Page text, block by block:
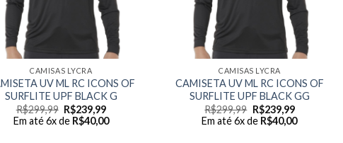
CAMISAS LYCRA
UV ML RC ICONS OF
SURFLITE UPF BLACK G
R$299,99 Original
price
was:
R$239,99Current
price
is:
Em até 6x de R$40,00
CAMISAS LYCRA
CAMISETA UV ML RC ICONS OF
SURFLITE UPF BLACK GG
R$299,99 Original
price
was:
R$239,99Current
price
is:
Em até 6x de R$40,00